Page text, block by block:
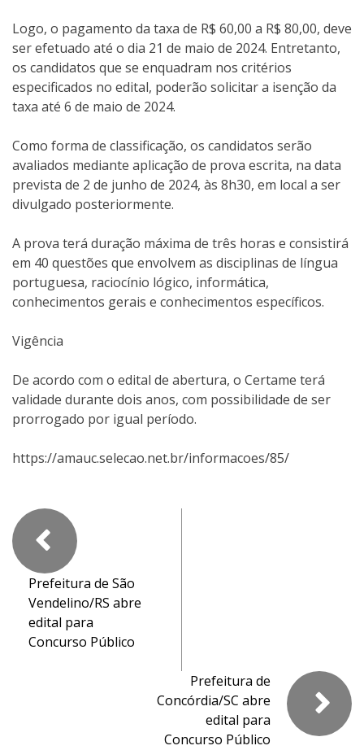
Logo, o pagamento da taxa de R$ 60,00 a R$ 80,00, deve
ser efetuado até o dia 21 de maio de 2024. Entretanto,
os candidatos que se enquadram nos critérios
especificados no edital, poderão solicitar a isenção da
taxa até 6 de maio de 2024.
Como forma de classificação, os candidatos serão
avaliados mediante aplicação de prova escrita, na data
prevista de 2 de junho de 2024, às 8h30, em local a ser
divulgado posteriormente.
A prova terá duração máxima de três horas e consistirá
em 40 questões que envolvem as disciplinas de língua
portuguesa, raciocínio lógico, informática,
conhecimentos gerais e conhecimentos específicos.
Vigência
De acordo com o edital de abertura, o Certame terá
validade durante dois anos, com possibilidade de ser
prorrogado por igual período.
https://amauc.selecao.net.br/informacoes/85/
Prefeitura de São
Vendelino/RS abre
edital para
Concurso Público
Prefeitura de
Concórdia/SC abre
edital para
Concurso Público